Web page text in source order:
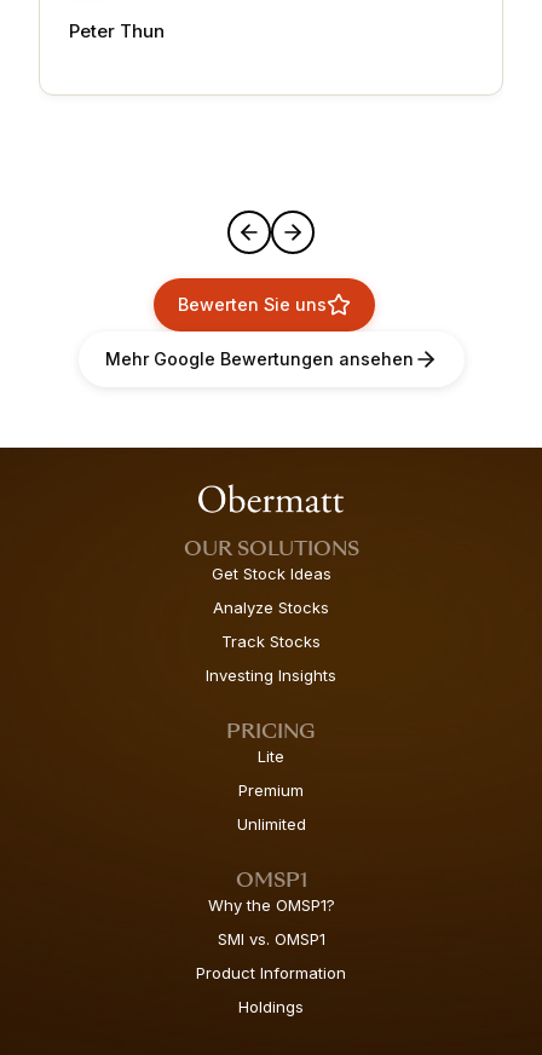
Peter Thun
Bewerten Sie uns
Mehr Google Bewertungen ansehen
OUR SOLUTIONS
Get Stock Ideas
Analyze Stocks
Track Stocks
Investing Insights
PRICING
Lite
Premium
Unlimited
OMSP1
Why the OMSP1?
SMI vs. OMSP1
Product Information
Holdings